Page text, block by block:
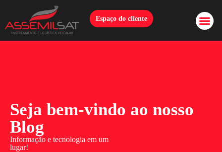
Espaço do cliente
Seja bem-vindo ao nosso
Blog
Informação e tecnologia em um
lugar!